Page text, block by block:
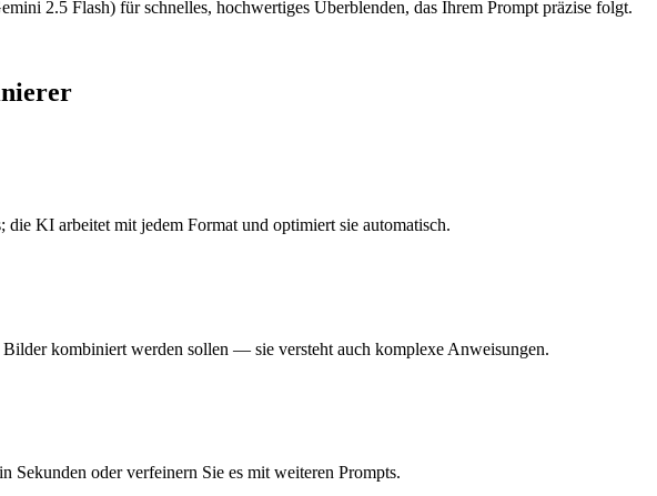
2.5 Flash) für schnelles, hochwertiges Überblenden, das Ihrem Prompt präzise folgt.
KI arbeitet mit jedem Format und optimiert sie automatisch.
kombiniert werden sollen — sie versteht auch komplexe Anweisungen.
oder verfeinern Sie es mit weiteren Prompts.